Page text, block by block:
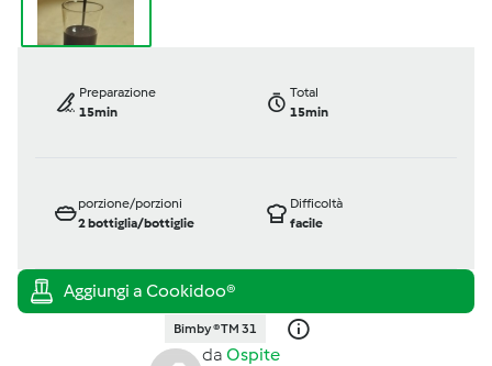
Preparazione
15min
Total
15min
porzione/porzioni
2bottiglia/bottiglie
Difficoltà
facile
Bimby ® TM 31
da Ospite